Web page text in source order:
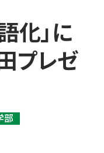
化」に
プレゼ
部